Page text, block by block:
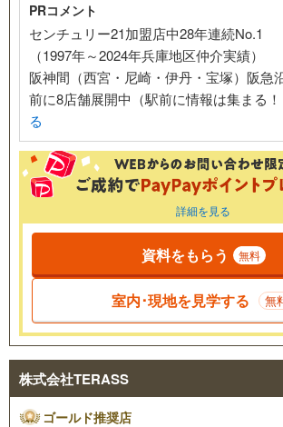
PRコメント
センチュリー21加盟店中28年連続No.1
（1997年～2024年兵庫地区仲介実績）
阪神間（西宮・尼崎・伊丹・宝塚）阪急
前に8店舗展開中（駅前に情報は集まる
る
詳細を見る
資料をもらう 無料
室内･現地を見学する 無
株式会社TERASS
ゴールド推奨店